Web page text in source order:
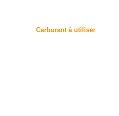
Carburant à utiliser